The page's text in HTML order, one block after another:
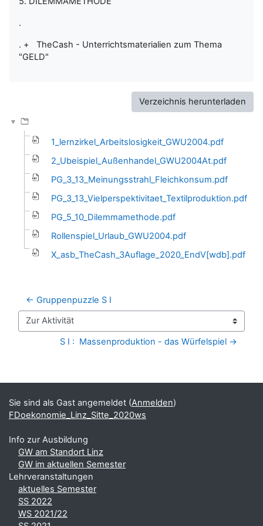
.
. + TheCash - Unterrichtsmaterialien zum Thema
"GELD"
Verzeichnis herunterladen
1_lernzirkel_Arbeitslosigkeit_GWU2004.pdf
2_Ubeispiel_Außenhandel_GWU2004At.pdf
PG_3_13_Meinungsstrahl_Fleichkonsum.pdf
PG_3_13_Vielperspektivitaet_Textilproduktion.pdf
PG_5_10_Dilemmamethode.pdf
Rollenspiel_Urlaub_GWU2004.pdf
X_asb_TheCash_3Auflage_2020_EndV[wdb].pdf
← Gruppenpuzzle S I
Zur Aktivität
S I :  Massenproduktion - das Würfelspiel →
Ergänzungsblöcke
Sie sind als Gast angemeldet (Anmelden)
FDoekonomie_Linz_Sitte_2020ws
Info zur Ausbildung
GW am Standort Linz
GW im aktuellen Semester
Lehrveranstaltungen
aktuelles Semester
SS 2022
WS 2021/22